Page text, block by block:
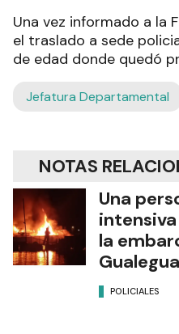
Una vez informado a la
el traslado a sede
de edad donde quedó
Jefatura Departamental
NOTAS
Una
la
POLICIALES